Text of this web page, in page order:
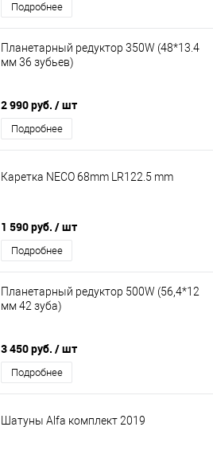
Подробнее
Планетарный редуктор 350W (48*13.4
мм 36 зубьев)
2 990 руб. / шт
Подробнее
Каретка NECO 68mm LR122.5 mm
1 590 руб. / шт
Подробнее
Планетарный редуктор 500W (56,4*12
мм 42 зуба)
3 450 руб. / шт
Подробнее
Шатуны Alfa комплект 2019